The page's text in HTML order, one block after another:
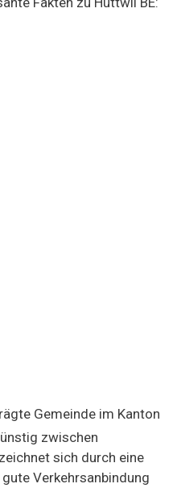
Gemeinde im Kanton
zwischen
sich durch eine
Verkehrsanbindung